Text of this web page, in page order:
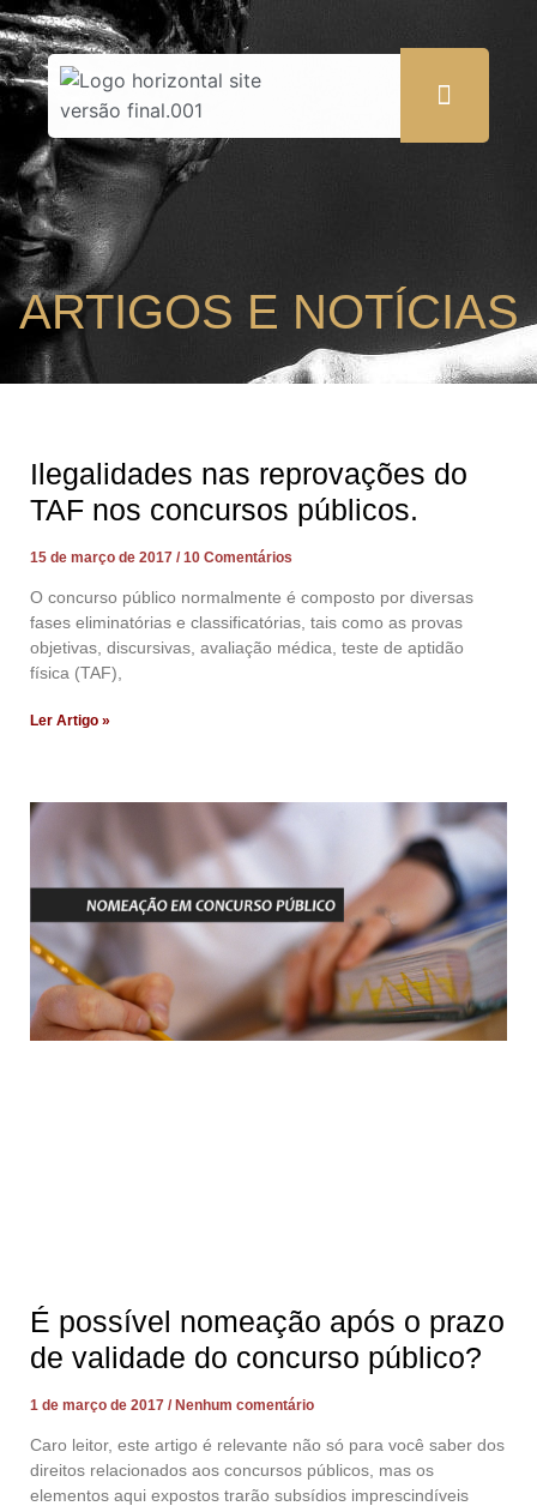
ARTIGOS E NOTÍCIAS
Ilegalidades nas reprovações do
TAF nos concursos públicos.
15 de março de 2017 10 Comentários
O concurso público normalmente é composto por diversas
fases eliminatórias e classificatórias, tais como as provas
objetivas, discursivas, avaliação médica, teste de aptidão
física (TAF),
Ler Artigo »
É possível nomeação após o prazo
de validade do concurso público?
1 de março de 2017 Nenhum comentário
Caro leitor, este artigo é relevante não só para você saber dos
direitos relacionados aos concursos públicos, mas os
elementos aqui expostos trarão subsídios imprescindíveis